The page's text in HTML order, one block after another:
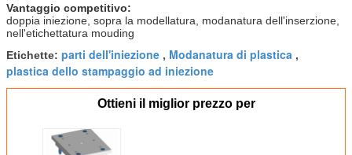
Vantaggio competitivo:
doppia iniezione, sopra la modellatura, modanatura dell'inserzione,
nell'etichettatura mouding
Etichette: parti dell'iniezione , Modanatura di plastica ,
plastica dello stampaggio ad iniezione
Ottieni il miglior prezzo per